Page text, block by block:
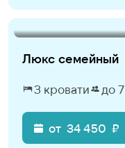
Люкс семейный
3 кровати до 7
от 34 450 ₽